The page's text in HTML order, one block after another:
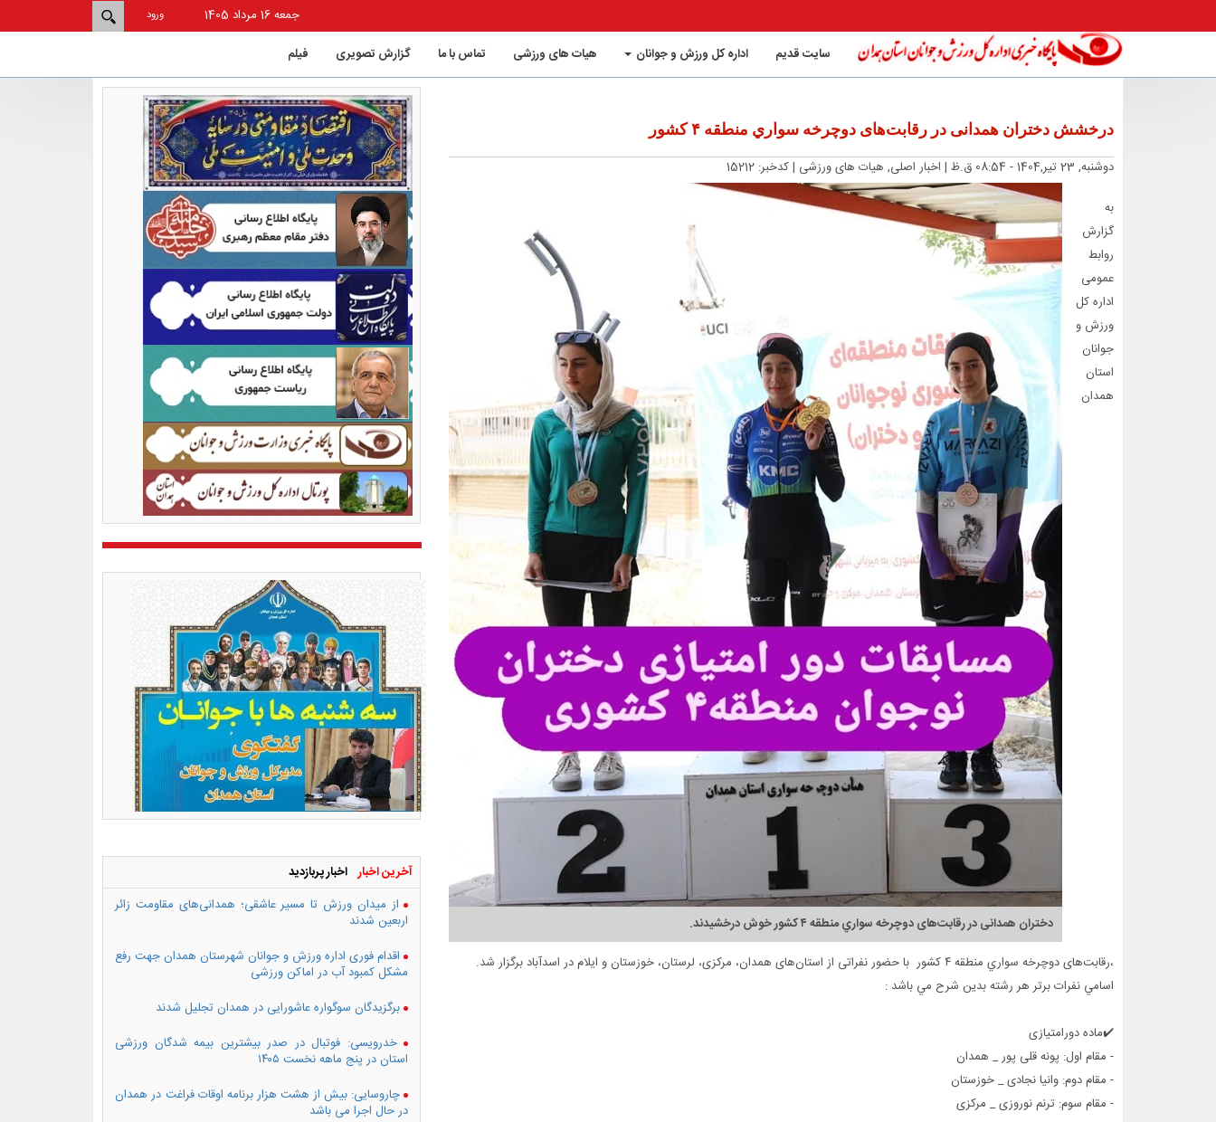
ورود
جمعه 16 مرداد 1405
سایت قدیم
اداره کل ورزش و جوانان هیات های ورزشی تماس با ما گزارش تصویری فيلم
درخشش دختران همدانی در رقابت‌های دوچرخه سواري منطقه ۴ کشور
دوشنبه, 23 تیر,1404 - 08:54 ق.ظ | اخبار اصلی, هیات های ورزشی | کدخبر: 15212
دختران همدانی در رقابت‌های دوچرخه سواري منطقه ۴ کشور خوش درخشیدند.
به
گزارش
روابط
عمومی
اداره کل
ورزش و
جوانان
استان
همدان
،رقابت‌های دوچرخه سواري منطقه ۴ کشور با حضور نفراتی از استان‌های همدان، مرکزی، لرستان، خوزستان و ایلام در اسدآباد برگزار شد.
اسامي نفرات برتر هر رشته بدين شرح مي باشد :‌
✔️ماده دورامتیازی
- مقام اول: پونه قلی پور _ همدان
- مقام دوم: وانیا نجادی _ خوزستان
- مقام سوم: ترنم نوروزی _ مرکزی
آخرین اخبار اخبار پربازدید
از میدان ورزش تا مسیر عاشقی؛ همدانی‌های مقاومت زائر
اربعین شدند
اقدام فوری اداره ورزش و جوانان شهرستان همدان جهت رفع
مشکل کمبود آب در اماکن ورزشی
برگزیدگان سوگواره عاشورایی در همدان تجلیل شدند
خدرویسی: فوتبال در صدر بیشترین بیمه شدگان ورزشی
استان در پنج ماهه نخست ۱۴۰۵
چاروسایی: بیش از هشت هزار برنامه اوقات فراغت در همدان
در حال اجرا می باشد